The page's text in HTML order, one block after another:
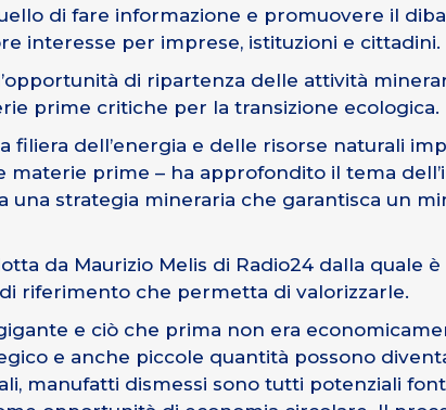
di fare informazione e promuovere il
interesse per imprese, istituzioni e cittadini.
di ripartenza delle attività
prime critiche per la transizione ecologica.
filiera dell’energia e delle risorse naturali
materie prime – ha approfondito il tema
una strategia mineraria che garantisca un
da Maurizio Melis di Radio24 dalla
riferimento che permetta di valorizzarle.
e ciò che prima non era
e anche piccole quantità possono
manufatti dismessi sono tutti potenziali